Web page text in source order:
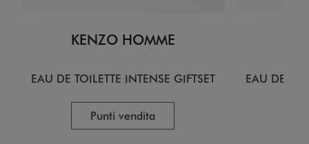
KENZO HOMME
EAU DE TOILETTE INTENSE GIFTSET
Punti vendita
EAU DE